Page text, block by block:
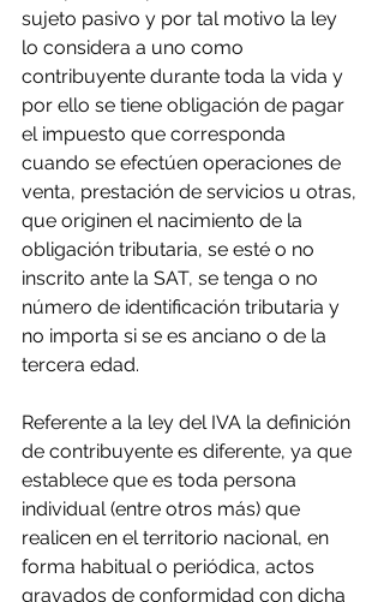
sujeto pasivo y por tal motivo la ley
lo considera a uno como
contribuyente durante toda la vida y
por ello se tiene obligación de pagar
el impuesto que corresponda
cuando se efectúen operaciones de
venta, prestación de servicios u otras,
que originen el nacimiento de la
obligación tributaria, se esté o no
inscrito ante la SAT, se tenga o no
número de identificación tributaria y
no importa si se es anciano o de la
tercera edad.
Referente a la ley del IVA la definición
de contribuyente es diferente, ya que
establece que es toda persona
individual (entre otros más) que
realicen en el territorio nacional, en
forma habitual o periódica, actos
gravados de conformidad con dicha